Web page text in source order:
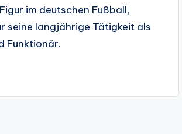
im deutschen Fußball,
seine langjährige Tätigkeit als
Funktionär.